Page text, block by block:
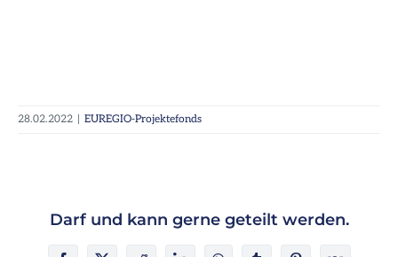
28.02.2022 EUREGIO-Projektefonds
Darf und kann gerne geteilt werden.